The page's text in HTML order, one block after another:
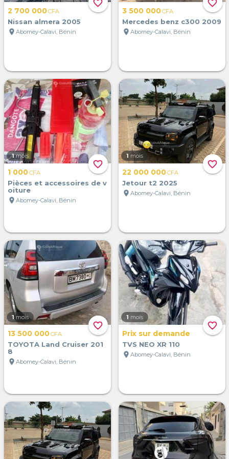
favorite_border
2 700 000CFA
Nissan almera 2005
location_on Abomey-Calavi, Bénin
favorite_border
3 500 000CFA
Mercedes benz c300 2009
location_on Abomey-Calavi, Bénin
favorite_border
1 mois
1 000CFA
Pièces et accessoires de v
oiture
location_on Abomey-Calavi, Bénin
favorite_border
1 mois
22 000 000CFA
Jetour t2 2025
location_on Abomey-Calavi, Bénin
favorite_border
1 mois
13 500 000CFA
TOYOTA Land Cruiser 201
8
location_on Abomey-Calavi, Bénin
favorite_border
1 mois
Prix sur demande
TVS NEO XR 110
location_on Abomey-Calavi, Bénin